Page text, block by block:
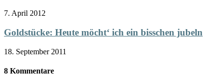
7. April 2012
Goldstücke: Heute möcht‘ ich ein bisschen jubeln
18. September 2011
8 Kommentare